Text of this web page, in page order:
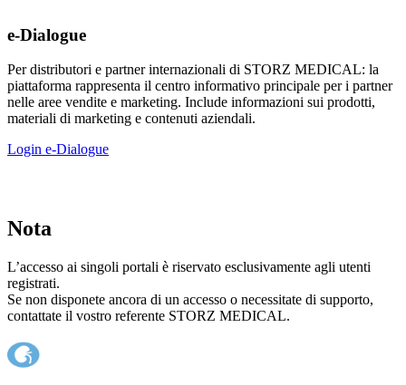
e-Dialogue
Per distributori e partner internazionali di STORZ MEDICAL: la
piattaforma rappresenta il centro informativo principale per i partner
nelle aree vendite e marketing. Include informazioni sui prodotti,
materiali di marketing e contenuti aziendali.
Login e-Dialogue
Nota
L’accesso ai singoli portali è riservato esclusivamente agli utenti
registrati.
Se non disponete ancora di un accesso o necessitate di supporto,
contattate il vostro referente STORZ MEDICAL.